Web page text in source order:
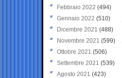
Febbraio 2022 (494)
Gennaio 2022 (510)
Dicembre 2021 (488)
Novembre 2021 (599)
Ottobre 2021 (506)
Settembre 2021 (539)
Agosto 2021 (423)